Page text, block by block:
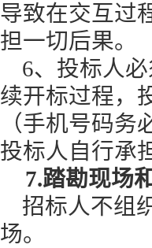
导致在交互过
担一切后果。
6、投标人
续开标过程，
（手机号码
投标人自行承
7.踏勘现场
招标人不组
场。